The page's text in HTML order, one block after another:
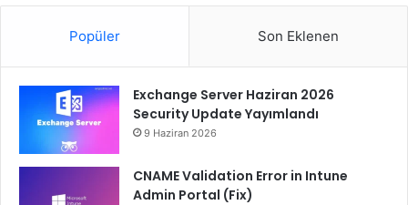
Popüler Son Eklenen
Exchange Server Haziran 2026
Security Update Yayımlandı
9 Haziran 2026
CNAME Validation Error in Intune
Admin Portal (Fix)